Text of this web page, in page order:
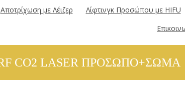
Αποτρίχωση με Λέιζερ Λίφτινγκ Προσώπου με HIFU
CO2 LASER ΠΡΟΣΩΠΟ+ΣΩΜΑ